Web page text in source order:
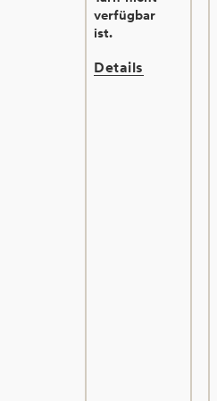
verfügbar
ist.
Details